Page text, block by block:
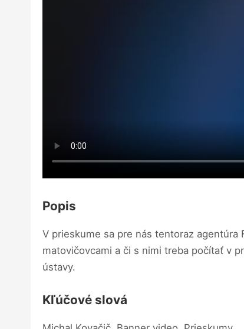
Popis
V prieskume sa pre nás tentoraz agentúra
matovičovcami a či s nimi treba počítať v
ústavy.
Kľúčové slová